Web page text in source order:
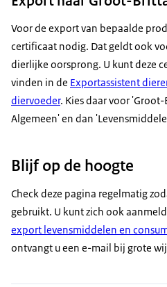
Voor de export van bepaalde
certificaat nodig. Dat geldt ook
dierlijke oorsprong. U kunt deze
vinden in de Exportassistent
diervoeder. Kies daar voor
Algemeen' en dan
Blijf op de hoogte
Check deze pagina regelmatig
gebruikt. U kunt zich ook
export levensmiddelen en
ontvangt u een e-mail bij grote